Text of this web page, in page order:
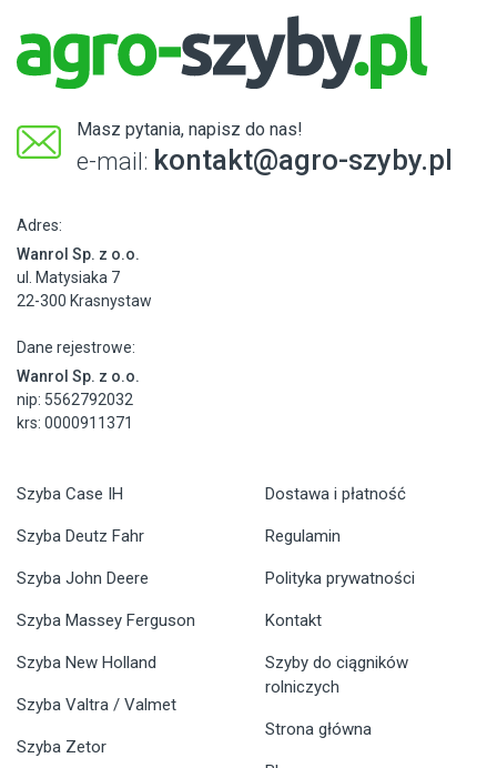
Masz pytania, napisz do nas!
e-mail: kontakt@agro-szyby.pl
Adres:
Wanrol Sp. z o.o.
ul. Matysiaka 7
22-300 Krasnystaw
Dane rejestrowe:
Wanrol Sp. z o.o.
nip: 5562792032
krs: 0000911371
Szyba Case IH
Szyba Deutz Fahr
Szyba John Deere
Szyba Massey Ferguson
Szyba New Holland
Szyba Valtra / Valmet
Szyba Zetor
Dostawa i płatność
Regulamin
Polityka prywatności
Kontakt
Szyby do ciągników
rolniczych
Strona główna